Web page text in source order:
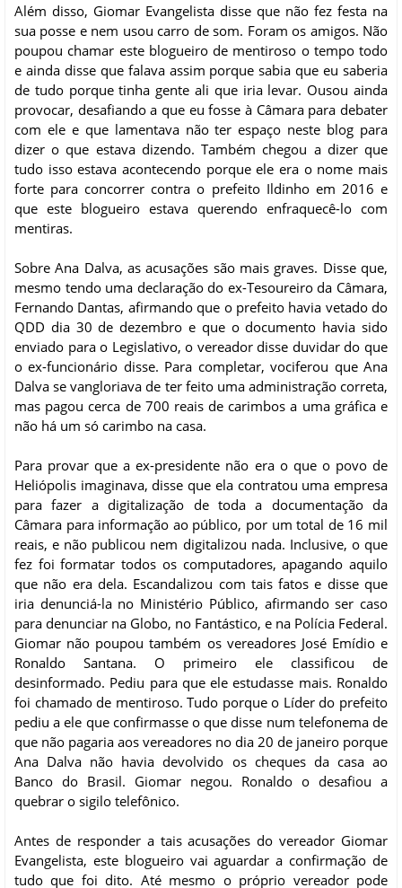
Além disso, Giomar Evangelista disse que não fez festa na
sua posse e nem usou carro de som. Foram os amigos. Não
poupou chamar este blogueiro de mentiroso o tempo todo
e ainda disse que falava assim porque sabia que eu saberia
de tudo porque tinha gente ali que iria levar. Ousou ainda
provocar, desafiando a que eu fosse à Câmara para debater
com ele e que lamentava não ter espaço neste blog para
dizer o que estava dizendo. Também chegou a dizer que
tudo isso estava acontecendo porque ele era o nome mais
forte para concorrer contra o prefeito Ildinho em 2016 e
que este blogueiro estava querendo enfraquecê-lo com
mentiras.
Sobre Ana Dalva, as acusações são mais graves. Disse que,
mesmo tendo uma declaração do ex-Tesoureiro da Câmara,
Fernando Dantas, afirmando que o prefeito havia vetado do
QDD dia 30 de dezembro e que o documento havia sido
enviado para o Legislativo, o vereador disse duvidar do que
o ex-funcionário disse. Para completar, vociferou que Ana
Dalva se vangloriava de ter feito uma administração correta,
mas pagou cerca de 700 reais de carimbos a uma gráfica e
não há um só carimbo na casa.
Para provar que a ex-presidente não era o que o povo de
Heliópolis imaginava, disse que ela contratou uma empresa
para fazer a digitalização de toda a documentação da
Câmara para informação ao público, por um total de 16 mil
reais, e não publicou nem digitalizou nada. Inclusive, o que
fez foi formatar todos os computadores, apagando aquilo
que não era dela. Escandalizou com tais fatos e disse que
iria denunciá-la no Ministério Público, afirmando ser caso
para denunciar na Globo, no Fantástico, e na Polícia Federal.
Giomar não poupou também os vereadores José Emídio e
Ronaldo Santana. O primeiro ele classificou de
desinformado. Pediu para que ele estudasse mais. Ronaldo
foi chamado de mentiroso. Tudo porque o Líder do prefeito
pediu a ele que confirmasse o que disse num telefonema de
que não pagaria aos vereadores no dia 20 de janeiro porque
Ana Dalva não havia devolvido os cheques da casa ao
Banco do Brasil. Giomar negou. Ronaldo o desafiou a
quebrar o sigilo telefônico.
Antes de responder a tais acusações do vereador Giomar
Evangelista, este blogueiro vai aguardar a confirmação de
tudo que foi dito. Até mesmo o próprio vereador pode